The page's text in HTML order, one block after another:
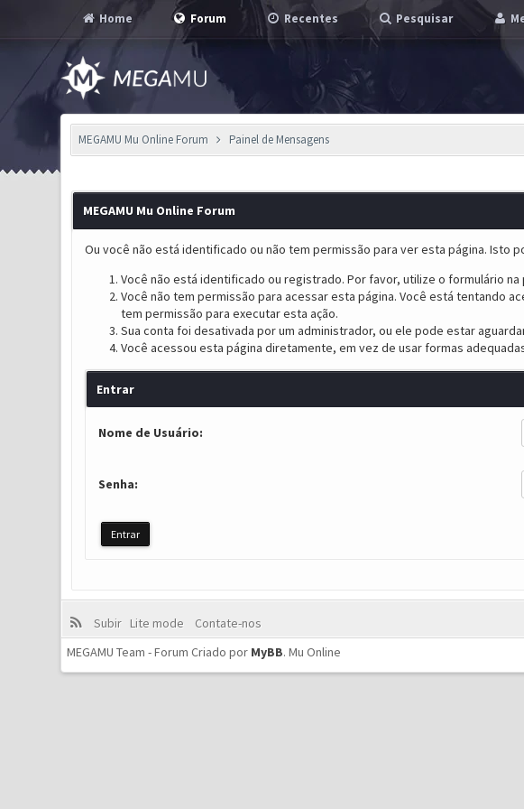
Home Forum Recentes Pesquisar
MEGAMU Mu Online Forum Painel de Mensagens
MEGAMU Mu Online Forum
Ou você não está identificado ou não tem permissão para ver esta página. Isto
Você não está identificado ou registrado. Por favor, utilize o formulário
Você não tem permissão para acessar esta página. Você está tentando
tem permissão para executar esta ação.
Sua conta foi desativada por um administrador, ou ele pode estar
Você acessou esta página diretamente, em vez de usar formas
Entrar
Nome de Usuário:
Senha:
Subir Lite mode
Contate-nos
MEGAMU Team - Forum Criado por MyBB.Mu Online